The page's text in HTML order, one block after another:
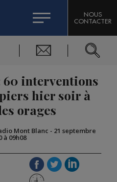
DE L'EXPERT
MACHINERY
SKIABLES
DU MONT-BLANC
NOUS
CONTACTER
60 interventions
hier soir à
orages
Mont Blanc - 21 septembre
à 09h08